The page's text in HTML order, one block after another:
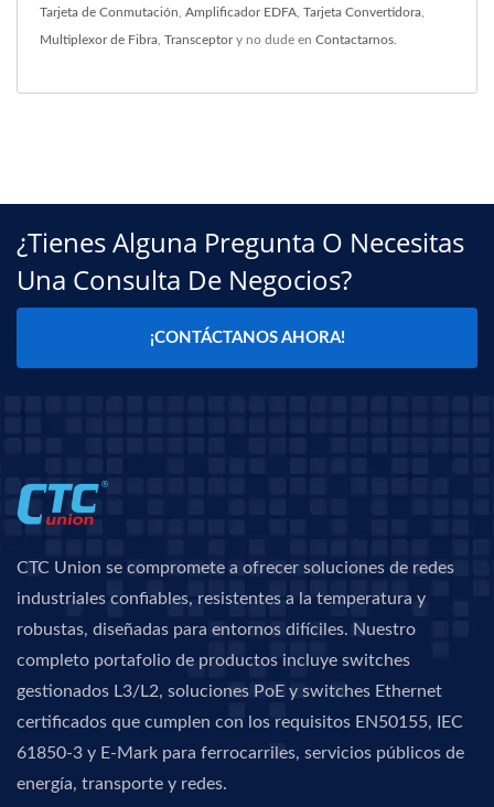
Tarjeta de Conmutación Amplificador EDFA Tarjeta Convertidora
Multiplexor de Fibra Transceptory no dude en Contactarnos
¿Tienes Alguna Pregunta O Necesitas
Una Consulta De Negocios?
¡CONTÁCTANOS AHORA!
CTC Union se compromete a ofrecer soluciones de redes
industriales confiables, resistentes a la temperatura y
robustas, diseñadas para entornos difíciles. Nuestro
completo portafolio de productos incluye switches
gestionados L3/L2, soluciones PoE y switches Ethernet
certificados que cumplen con los requisitos EN50155, IEC
61850-3 y E-Mark para ferrocarriles, servicios públicos de
energía, transporte y redes.